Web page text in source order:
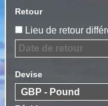
Retour
Lieu de retour
Devise